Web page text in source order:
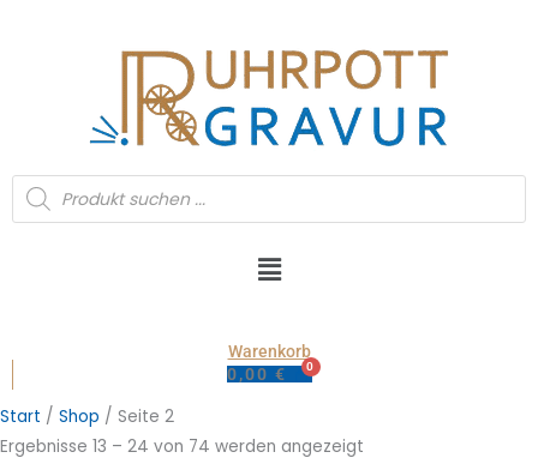
Products
search
Main
Warenkorb
0,00€
Start / Shop / Seite 2
Ergebnisse 13 – 24 von 74 werden angezeigt